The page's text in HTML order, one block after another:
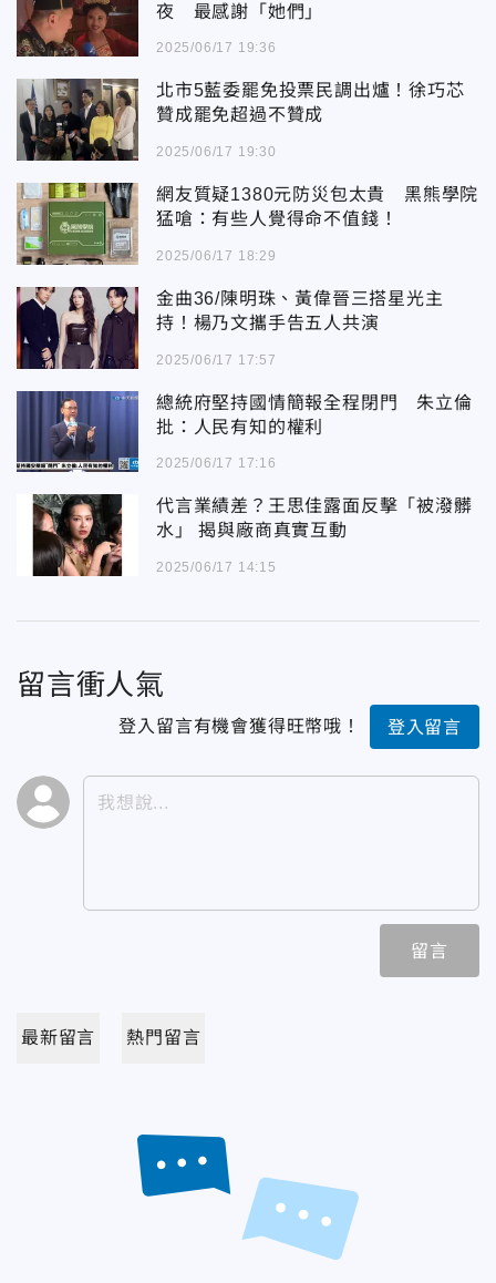
夜 最感謝「她們」
2025/06/17 19:36
北市5藍委罷免投票民調出爐！徐巧芯
贊成罷免超過不贊成
2025/06/17 19:30
網友質疑1380元防災包太貴 黑熊學院
猛嗆：有些人覺得命不值錢！
2025/06/17 18:29
金曲36/陳明珠、黃偉晉三搭星光主
持！楊乃文攜手告五人共演
2025/06/17 17:57
總統府堅持國情簡報全程閉門 朱立倫
批：人民有知的權利
2025/06/17 17:16
代言業績差？王思佳露面反擊「被潑髒
水」 揭與廠商真實互動
2025/06/17 14:15
留言衝人氣
登入留言有機會獲得旺幣哦！ 登入留言
留言
最新留言 熱門留言